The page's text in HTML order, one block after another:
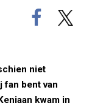
niet
bent van
kwam in